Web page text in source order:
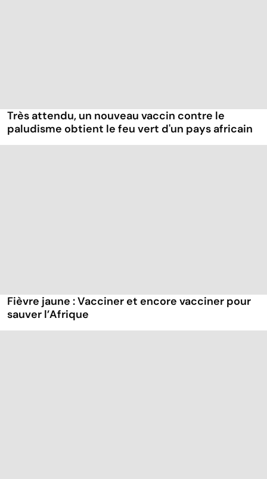
Très attendu, un nouveau vaccin contre le
paludisme obtient le feu vert d'un pays africain
Fièvre jaune : Vacciner et encore vacciner pour
sauver l’Afrique